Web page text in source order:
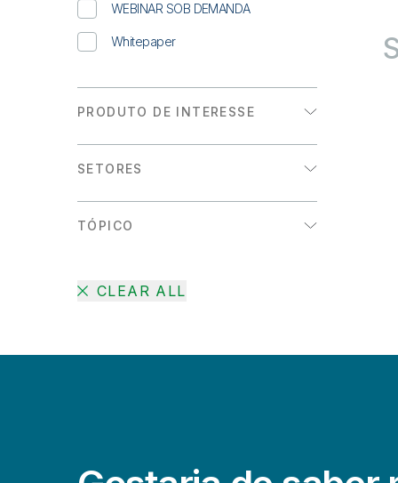
WEBINAR SOB DEMANDA
Whitepaper
PRODUTO DE INTERESSE
Analytics
SETORES
Energia e utilities
TÓPICO
Augmented Analytics
Big Data
CLEAR ALL